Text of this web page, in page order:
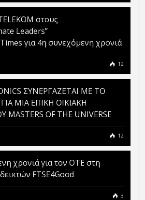
στους
Leaders”
για 4η συνεχόμενη χρονιά
12
ΣΥΝΕΡΓΑΖΕΤΑΙ ΜΕ ΤΟ
ΓΙΑ ΜΙΑ ΕΠΙΚΗ ΟΙΚΙΑΚΗ
OF THE UNIVERSE
12
χρονιά για τον ΟΤΕ στη
FTSE4Good
3